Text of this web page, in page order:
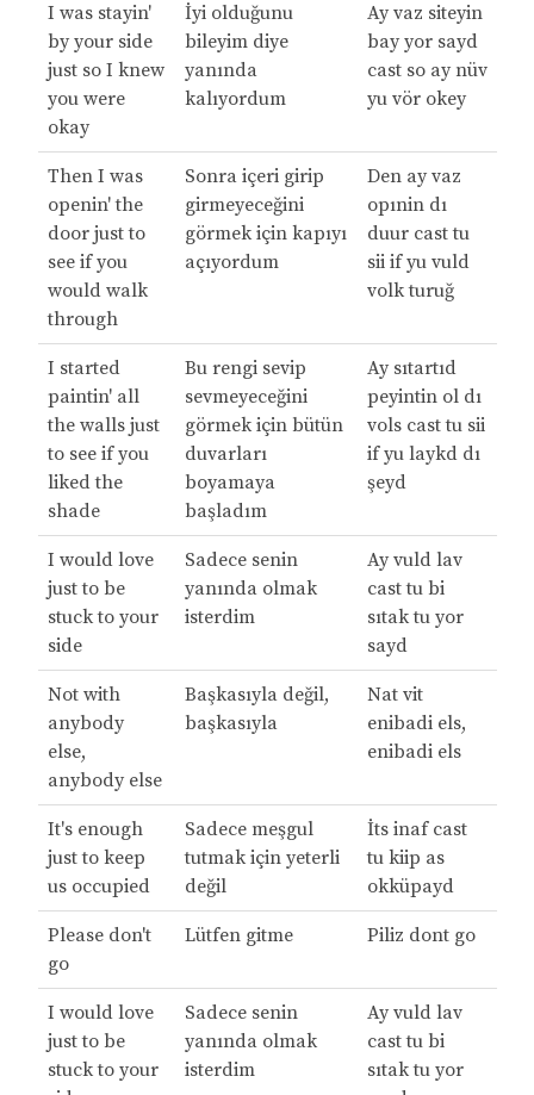
I was stayin'
by your side
just so I knew
you were
okay
İyi olduğunu
bileyim diye
yanında
kalıyordum
Ay vaz siteyin
bay yor sayd
cast so ay nüv
yu vör okey
Then I was
openin' the
door just to
see if you
would walk
through
Sonra içeri girip
girmeyeceğini
görmek için kapıyı
açıyordum
Den ay vaz
opınin dı
duur cast tu
sii if yu vuld
volk turuğ
I started
paintin' all
the walls just
to see if you
liked the
shade
Bu rengi sevip
sevmeyeceğini
görmek için bütün
duvarları
boyamaya
başladım
Ay sıtartıd
peyintin ol dı
vols cast tu sii
if yu laykd dı
şeyd
I would love
just to be
stuck to your
side
Sadece senin
yanında olmak
isterdim
Ay vuld lav
cast tu bi
sıtak tu yor
sayd
Not with
anybody
else,
anybody else
Başkasıyla değil,
başkasıyla
Nat vit
enibadi els,
enibadi els
It's enough
just to keep
us occupied
Sadece meşgul
tutmak için yeterli
değil
İts inaf cast
tu kiip as
okküpayd
Please don't
go
Lütfen gitme Piliz dont go
I would love
just to be
stuck to your
Sadece senin
yanında olmak
isterdim
Ay vuld lav
cast tu bi
sıtak tu yor